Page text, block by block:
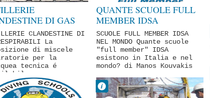
DI GAS
di Fabio
CLANDESTINE DI
La
di miscele
per la
tecnica é
QUANTE SCUOLE FULL
MEMBER IDSA
ESISTONO NEL MONDO?
SCUOLE FULL MEMBER IDSA
NEL MONDO Quante scuole
"full member" IDSA
esistono in Italia e nel
mondo? di Manos Kouvakis
Dr Fabrizio
Pirrello